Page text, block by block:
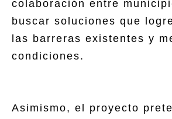
colaboración entre
buscar soluciones que
las barreras existentes y
condiciones.
Asimismo, el proyecto